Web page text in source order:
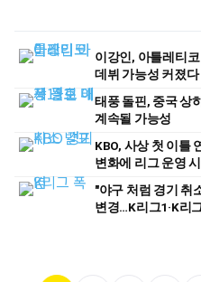
이강인, 아틀레티
데뷔 가능성 커졌다
태풍 돌핀, 중국 상
계속될 가능성
KBO, 사상 첫 이틀
변화에 리그 운영
"야구 처럼 경기 취
변경…K리그1·K리